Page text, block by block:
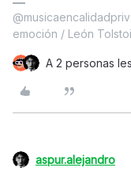
emoción / León Tolstoi
A 2 personas
aspur.alejandro